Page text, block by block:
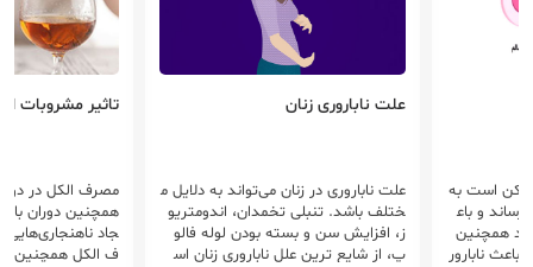
است به
و باع
همچنین
نابارور
علت ناباروری زنان
علت ناباروری در زنان می‌تواند به دلایل م
ختلف باشد. تنبلی تخمدان، اندومتریو
ز، افزایش سن و بسته بودن لوله فالو
پ، از شایع ترین علل ناباروری زنان اس
تاثیر مشروبات
مصرف الکل در
همچنین دوران
جاد
ف الکل همچنین